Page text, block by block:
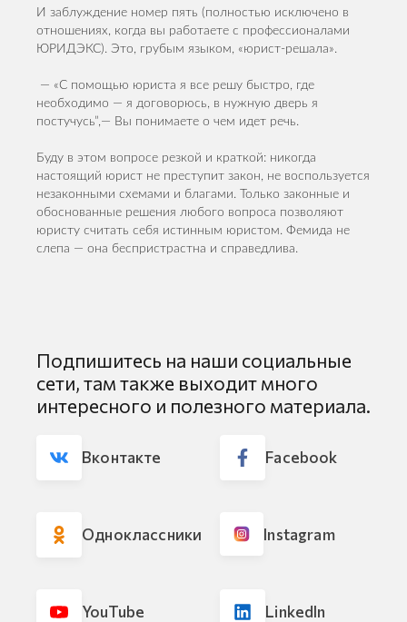
И заблуждение номер пять (полностью исключено в
отношениях, когда вы работаете с профессионалами
ЮРИДЭКС). Это, грубым языком, «юрист-решала».
— «С помощью юриста я все решу быстро, где
необходимо — я договорюсь, в нужную дверь я
постучусь”,— Вы понимаете о чем идет речь.
Буду в этом вопросе резкой и краткой: никогда
настоящий юрист не преступит закон, не воспользуется
незаконными схемами и благами. Только законные и
обоснованные решения любого вопроса позволяют
юристу считать себя истинным юристом. Фемида не
слепа — она беспристрастна и справедлива.
Подпишитесь на наши социальные
сети, там также выходит много
интересного и полезного материала.
Вконтакте Facebook
Однокласcники Instagram
YouTube LinkedIn